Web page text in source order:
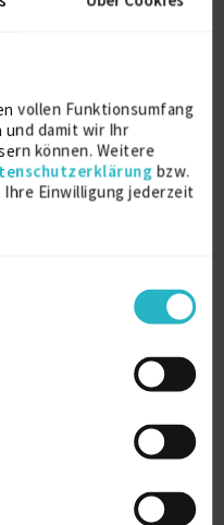
vollen Funktionsumfang
damit wir Ihr
können. Weitere
bzw.
Ihre Einwilligung jederzeit